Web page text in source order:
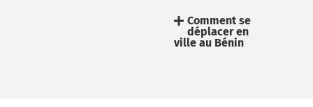
Comment se
déplacer en
ville au Bénin